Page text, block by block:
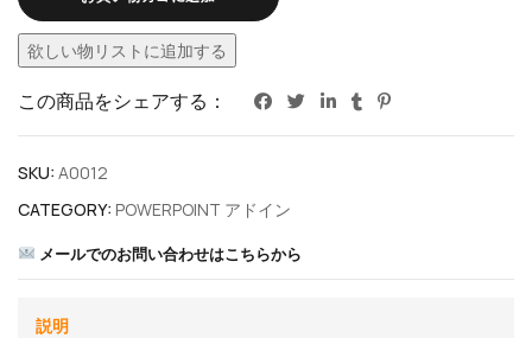
欲しい物リストに追加する
この商品をシェアする：
SKU: A0012
CATEGORY: POWERPOINT アドイン
メールでのお問い合わせはこちらから
説明